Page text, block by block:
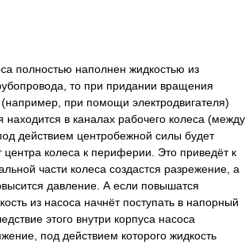
полностью наполнен жидкостью из
то при придании вращения
при помощи электродвигателя)
находится в каналах рабочего колеса (между
действием центробежной силы будет
центра колеса к периферии. Это приведёт к
части колеса создастся разрежение, а
давление. А если повышатся
из насоса начнёт поступать в напорный
этого внутри корпуса насоса
под действием которого жидкость